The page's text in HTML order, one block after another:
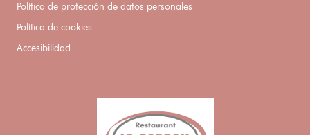
Política de protección de datos personales
Política de cookies
Accesibilidad